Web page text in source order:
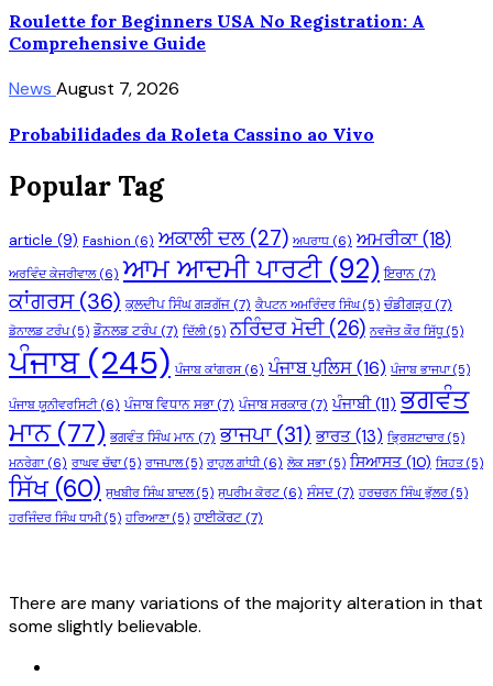
Roulette for Beginners USA No Registration: A
Comprehensive Guide
News August 7, 2026
Probabilidades da Roleta Cassino ao Vivo
Popular Tag
article (9) Fashion (6) ਅਕਾਲੀ ਦਲ(27) ਅਪਰਾਧ (6) ਅਮਰੀਕਾ(18)
ਅਰਵਿੰਦ ਕੇਜਰੀਵਾਲ(6) ਆਮ ਆਦਮੀ ਪਾਰਟੀ(92) ਇਰਾਨ (7)
ਕਾਂਗਰਸ(36) ਕੁਲਦੀਪ ਸਿੰਘ ਗੜਗੱਜ (7) ਕੈਪਟਨ ਅਮਰਿੰਦਰ ਸਿੰਘ(5) ਚੰਡੀਗੜ੍ਹ(7)
ਡੋਨਾਲਡ ਟਰੰਪ(5) ਡੌਨਲਡ ਟਰੰਪ (7) ਦਿੱਲੀ(5) ਨਰਿੰਦਰ ਮੋਦੀ(26) ਨਵਜੋਤ ਕੌਰ ਸਿੱਧੂ (5)
ਪੰਜਾਬ(245) ਪੰਜਾਬ ਕਾਂਗਰਸ(6) ਪੰਜਾਬ ਪੁਲਿਸ(16) ਪੰਜਾਬ ਭਾਜਪਾ(5)
ਪੰਜਾਬ ਯੂਨੀਵਰਸਿਟੀ(6) ਪੰਜਾਬ ਵਿਧਾਨ ਸਭਾ(7) ਪੰਜਾਬ ਸਰਕਾਰ(7) ਪੰਜਾਬੀ(11) ਭਗਵੰਤ
ਮਾਨ(77) ਭਗਵੰਤ ਸਿੰਘ ਮਾਨ (7) ਭਾਜਪਾ(31) ਭਾਰਤ (13) ਭ੍ਰਿਸ਼ਟਾਚਾਰ (5)
ਮਨਰੇਗਾ(6) ਰਾਘਵ ਚੱਢਾ(5) ਰਾਜਪਾਲ(5) ਰਾਹੁਲ ਗਾਂਧੀ(6) ਲੋਕ ਸਭਾ(5) ਸਿਆਸਤ(10) ਸਿਹਤ(5)
ਸਿੱਖ(60) ਸੁਖਬੀਰ ਸਿੰਘ ਬਾਦਲ(5) ਸੁਪਰੀਮ ਕੋਰਟ(6) ਸੰਸਦ (7) ਹਰਚਰਨ ਸਿੰਘ ਭੁੱਲਰ (5)
ਹਰਜਿੰਦਰ ਸਿੰਘ ਧਾਮੀ(5) ਹਰਿਆਣਾ(5) ਹਾਈਕੋਰਟ (7)
There are many variations of the majority alteration in that
some slightly believable.